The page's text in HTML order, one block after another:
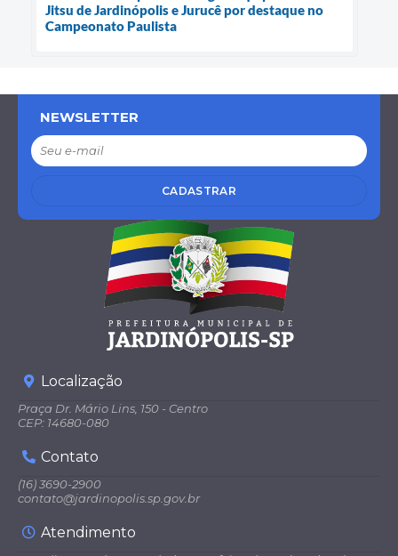
Jitsu de Jardinópolis e Jurucê por destaque no
Campeonato Paulista
NEWSLETTER
CADASTRAR
Localização
Praça Dr. Mário Lins, 150 - Centro
CEP: 14680-080
Contato
(16) 3690-2900
contato@jardinopolis.sp.gov.br
Atendimento